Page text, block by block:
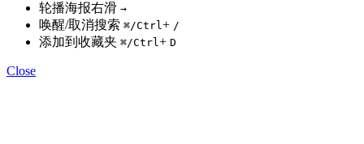
轮播海报右滑 →
唤醒/取消搜索 ⌘/Ctrl+ /
添加到收藏夹 ⌘/Ctrl+ D
Close